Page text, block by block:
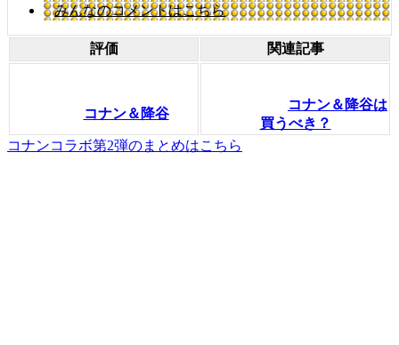
みんなのコメントはこちら
評価 関連記事
コナン＆降谷
コナン＆降谷は
買うべき？
コナンコラボ第2弾のまとめはこちら